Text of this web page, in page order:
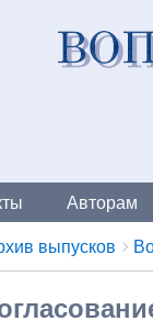
Авторам
выпусков